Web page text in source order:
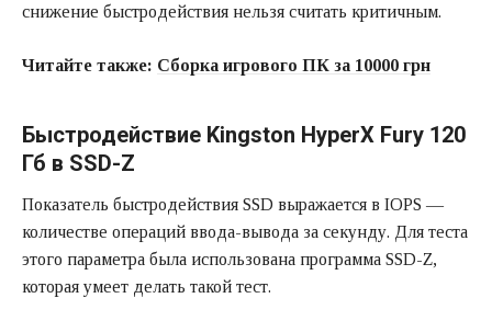
снижение быстродействия нельзя считать критичным.
Читайте также: Сборка игрового ПК за 10000 грн
Быстродействие Kingston HyperX Fury 120
Гб в SSD-Z
Показатель быстродействия SSD выражается в IOPS —
количестве операций ввода-вывода за секунду. Для теста
этого параметра была использована программа SSD-Z,
которая умеет делать такой тест.